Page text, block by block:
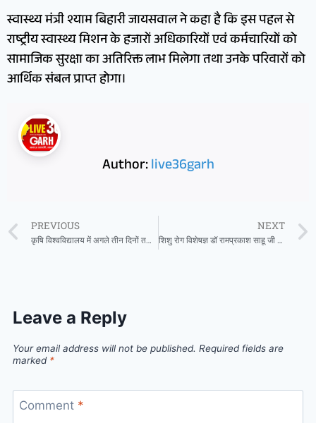
स्वास्थ्य मंत्री श्याम बिहारी जायसवाल ने कहा है कि इस पहल से
राष्ट्रीय स्वास्थ्य मिशन के हजारों अधिकारियों एवं कर्मचारियों को
सामाजिक सुरक्षा का अतिरिक्त लाभ मिलेगा तथा उनके परिवारों को
आर्थिक संबल प्राप्त होगा।
Author:live36garh
PREVIOUS
कृषि विश्वविद्यालय में अगले तीन दिनों तक बिखरी रहेगी आमों की बहार
NEXT
शिशु रोग विशेषज्ञ डॉ रामप्रकाश साहू जी ओम हॉस्पिटल में 04 अगस्त को उपलब्ध रहेंगे
Leave a Reply
Your email address will not be published. Required fields are
marked *
Comment *